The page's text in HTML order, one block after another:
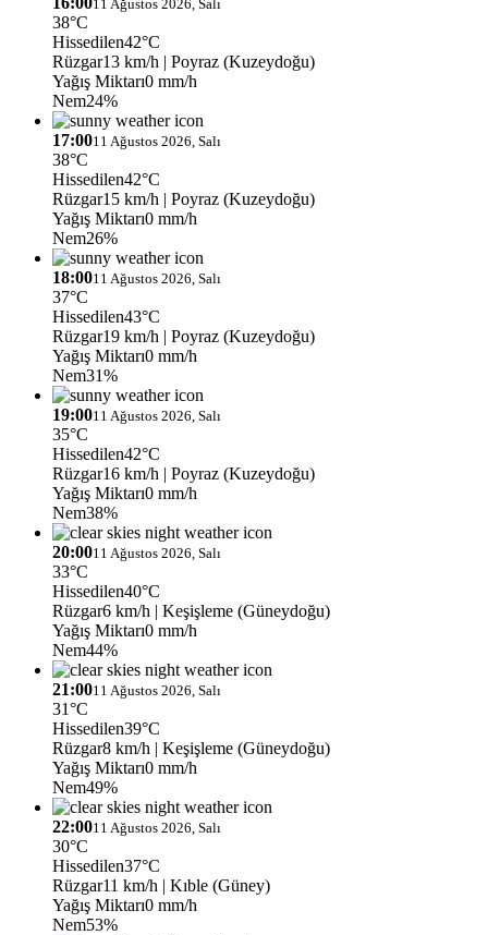
11 Ağustos 2026, Salı
38°C
Hissedilen42°C
Rüzgar13 km/h | Poyraz (Kuzeydoğu)
Yağış Miktarı0 mm/h
Nem24%
17:0011 Ağustos 2026, Salı
38°C
Hissedilen42°C
Rüzgar15 km/h | Poyraz (Kuzeydoğu)
Yağış Miktarı0 mm/h
Nem26%
18:0011 Ağustos 2026, Salı
37°C
Hissedilen43°C
Rüzgar19 km/h | Poyraz (Kuzeydoğu)
Yağış Miktarı0 mm/h
Nem31%
19:0011 Ağustos 2026, Salı
35°C
Hissedilen42°C
Rüzgar16 km/h | Poyraz (Kuzeydoğu)
Yağış Miktarı0 mm/h
Nem38%
20:0011 Ağustos 2026, Salı
33°C
Hissedilen40°C
Rüzgar6 km/h | Keşişleme (Güneydoğu)
Yağış Miktarı0 mm/h
Nem44%
21:0011 Ağustos 2026, Salı
31°C
Hissedilen39°C
Rüzgar8 km/h | Keşişleme (Güneydoğu)
Yağış Miktarı0 mm/h
Nem49%
22:0011 Ağustos 2026, Salı
30°C
Hissedilen37°C
Rüzgar11 km/h | Kıble (Güney)
Yağış Miktarı0 mm/h
Nem53%